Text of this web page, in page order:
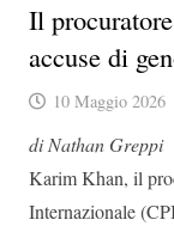
Il
accuse di
10 Maggio 2026
di Nathan Greppi
Karim Khan, il
Internazionale